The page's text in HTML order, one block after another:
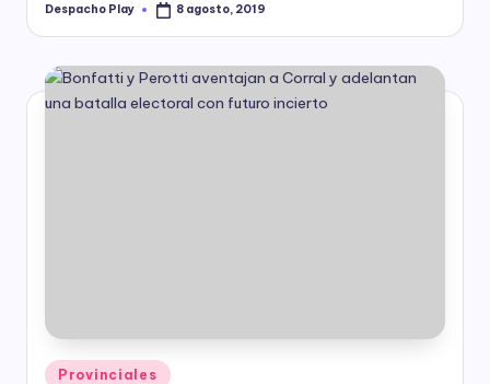
Posted
Despacho Play 8 agosto, 2019
Posted
Provinciales